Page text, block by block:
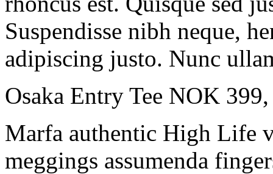
Suspendisse nibh neque,
adipiscing justo. Nunc
Osaka Entry Tee NOK
Marfa authentic High Life
meggings assumenda